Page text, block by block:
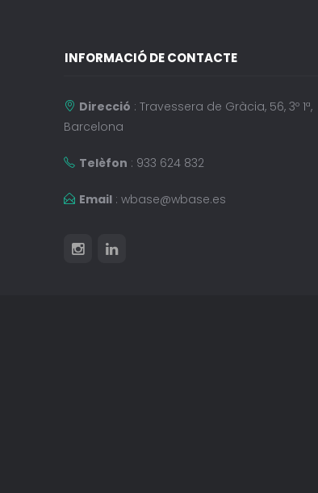
INFORMACIÓ DE CONTACTE
Direcció : Travessera de Gràcia, 56, 3º 1ª,
Barcelona
Telèfon : 933 624 832
Email : wbase@wbase.es